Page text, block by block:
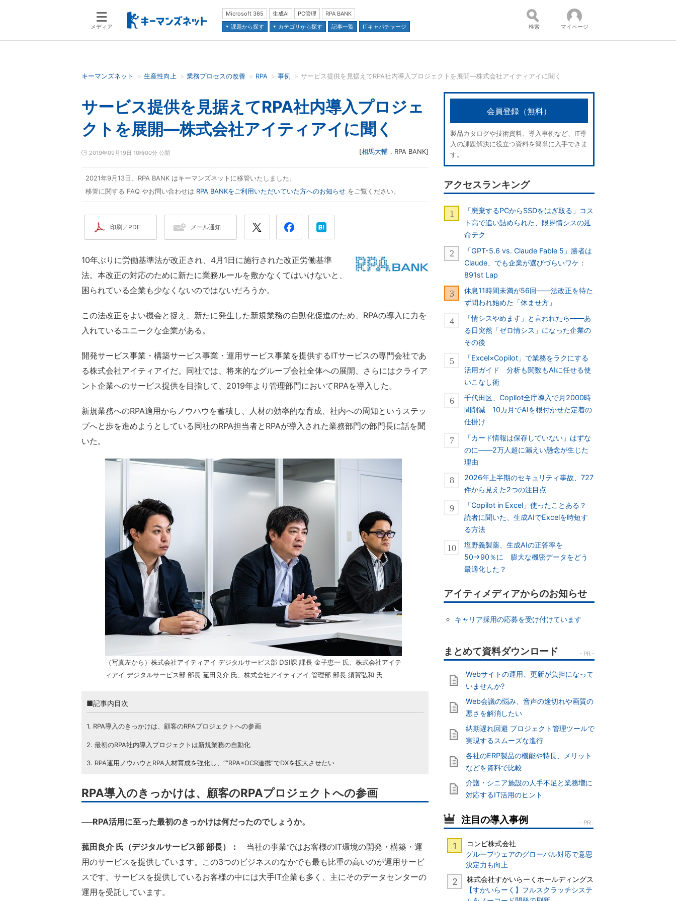
メディア
Microsoft 365 生成AI PC管理
RPA BANK
課題から探す
カテゴリから探す 記事一覧 ITキャパチャージ
検索語を入力してください コンテンツ：
並び順：
検索 マイページ
キーマンズネット 生産性向上 業務プロセスの改善 RPA 事例 サービス提供を見据えてRPA社内導入プロジェクトを展開―株式会社アイティアイに聞く
サービス提供を見据えてRPA社内導入プロジェ
クトを展開―株式会社アイティアイに聞く
2019年09月19日 10時00分 公開 [相馬大輔 ， RPA BANK]
2021年9月13日、RPA BANK はキーマンズネットに移管いたしました。
移管に関する FAQ やお問い合わせは RPA BANKをご利用いただいていた方へのお知らせ をご覧ください。
印刷／PDF メール通知
10年ぶりに労働基準法が改正され、4月1日に施行された改正労働基準
法。本改正の対応のために新たに業務ルールを敷かなくてはいけないと、
困られている企業も少なくないのではないだろうか。
この法改正をよい機会と捉え、新たに発生した新規業務の自動化促進のため、RPAの導入に力を
入れているユニークな企業がある。
開発サービス事業・構築サービス事業・運用サービス事業を提供するITサービスの専門会社であ
る株式会社アイティアイだ。同社では、将来的なグループ会社全体への展開、さらにはクライア
ント企業へのサービス提供を目指して、2019年より管理部門においてRPAを導入した。
新規業務へのRPA適用からノウハウを蓄積し、人材の効率的な育成、社内への周知というステッ
プへと歩を進めようとしている同社のRPA担当者とRPAが導入された業務部門の部門長に話を聞
いた。
（写真左から）株式会社アイティアイ デジタルサービス部 DSI課 課長 金子恵一 氏、株式会社アイテ
ィアイ デジタルサービス部 部長 菰田良介 氏、株式会社アイティアイ 管理部 部長 須賀弘和 氏
■記事内目次
1. RPA導入のきっかけは、顧客のRPAプロジェクトへの参画
2. 最初のRPA社内導入プロジェクトは新規業務の自動化
3. RPA運用ノウハウとRPA人材育成を強化し、“”RPA×OCR連携”でDXを拡大させたい
RPA導入のきっかけは、顧客のRPAプロジェクトへの参画
──RPA活用に至った最初のきっかけは何だったのでしょうか。
菰田良介 氏（デジタルサービス部 部長）：
当社の事業ではお客様のIT環境の開発・構築・運
用のサービスを提供しています。この3つのビジネスのなかでも最も比重の高いのが運用サービ
スです。サービスを提供しているお客様の中には大手IT企業も多く、主にそのデータセンターの
運用を受託しています。
会員登録（無料）
製品カタログや技術資料、導入事例など、IT導
入の課題解決に役立つ資料を簡単に入手できま
す。
アクセスランキング
「廃棄するPCからSSDをはぎ取る」コス
ト高で追い詰められた、限界情シスの延
命テク
「GPT-5.6 vs. Claude Fable 5」勝者は
Claude、でも企業が選びづらいワケ：
891st Lap
休息11時間未満が56回――法改正を待た
ず問われ始めた「休ませ方」
「情シスやめます」と言われたら――あ
る日突然「ゼロ情シス」になった企業の
その後
「Excel×Copilot」で業務をラクにする
活用ガイド 分析も関数もAIに任せる使
いこなし術
千代田区、Copilot全庁導入で月2000時
間削減 10カ月でAIを根付かせた定着の
仕掛け
「カード情報は保存していない」はずな
のに――2万人超に漏えい懸念が生じた
理由
2026年上半期のセキュリティ事故、727
件から見えた2つの注目点
「Copilot in Excel」使ったことある？
読者に聞いた、生成AIでExcelを時短す
る方法
塩野義製薬、生成AIの正答率を
50→90％に 膨大な機密データをどう
最適化した？
アイティメディアからのお知らせ
キャリア採用の応募を受け付けています
Webサイトの運用、更新が負担になって
いませんか?
Web会議の悩み、音声の途切れや画質の
悪さを解消したい
納期遅れ回避 プロジェクト管理ツールで
実現するスムーズな進行
各社のERP製品の機能や特長、メリット
などを資料で比較
介護・シニア施設の人手不足と業務増に
対応するIT活用のヒント